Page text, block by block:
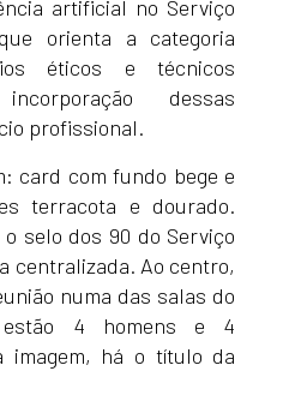
artificial no Serviço
orienta a categoria
éticos e técnicos
dessas
profissional.
card com fundo bege e
terracota e dourado.
o selo dos 90 do Serviço
centralizada. Ao centro,
numa das salas do
4 homens e 4
imagem, há o título da